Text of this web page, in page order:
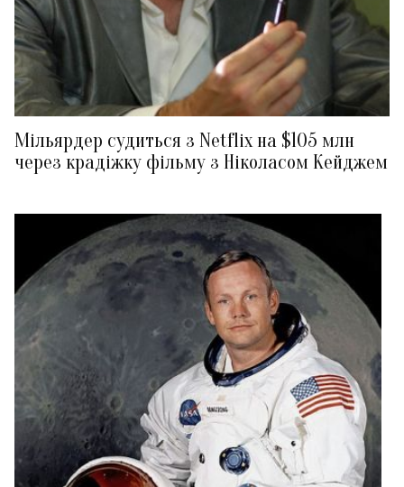
Мільярдер судиться з Netflix на $105 млн
через крадіжку фільму з Ніколасом Кейджем